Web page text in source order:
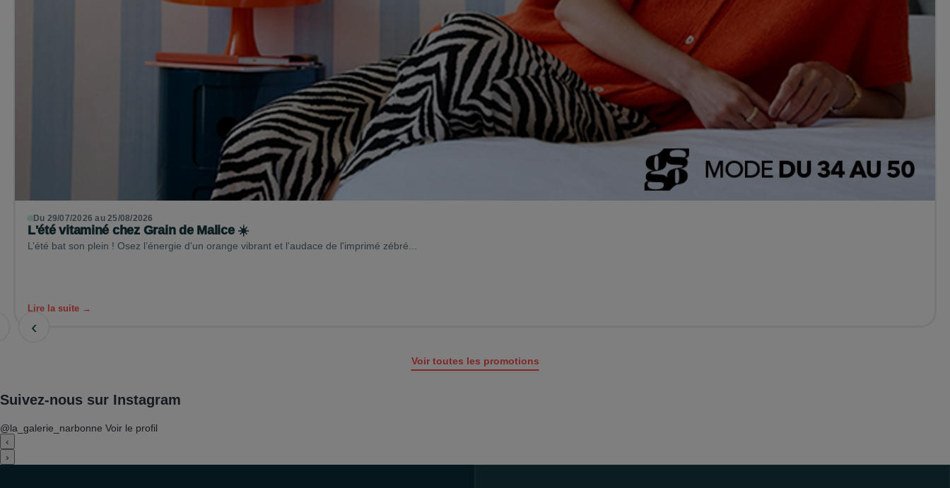
Du 29/07/2026 au 25/08/2026
L'été vitaminé chez Grain de Malice ☀️
L’été bat son plein ! Osez l’énergie d'un orange vibrant et l'audace de l'imprimé zébré...
Lire la suite →
‹
Voir toutes les promotions
Suivez-nous sur Instagram
@la_galerie_narbonne Voir le profil
‹
›